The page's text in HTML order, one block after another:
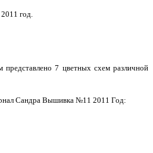
год.
7 цветных схем различной
Сандра Вышивка №11 2011 Год: